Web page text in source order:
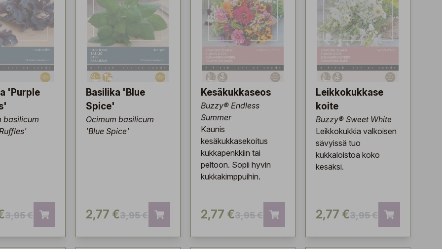
'Purple
basilicum
3,95 €
Basilika 'Blue
Spice'
Ocimum basilicum
'Blue Spice'
2,77 €3,95 €
Kesäkukkaseos
Buzzy® Endless
Summer
Kaunis
kesäkukkasekoitus
kukkapenkkiin tai
peltoon. Sopii hyvin
kukkakimppuihin.
2,77 €3,95 €
Leikkokukkase
koite
Buzzy® Sweet White
Leikkokukkia valkoisen
sävyissä tuo
kukkaloistoa koko
kesäksi.
2,77 €3,95 €